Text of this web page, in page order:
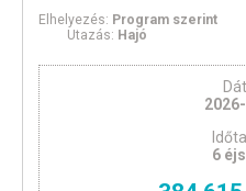
Elhelyezés: Program szerint
Utazás: Hajó
6